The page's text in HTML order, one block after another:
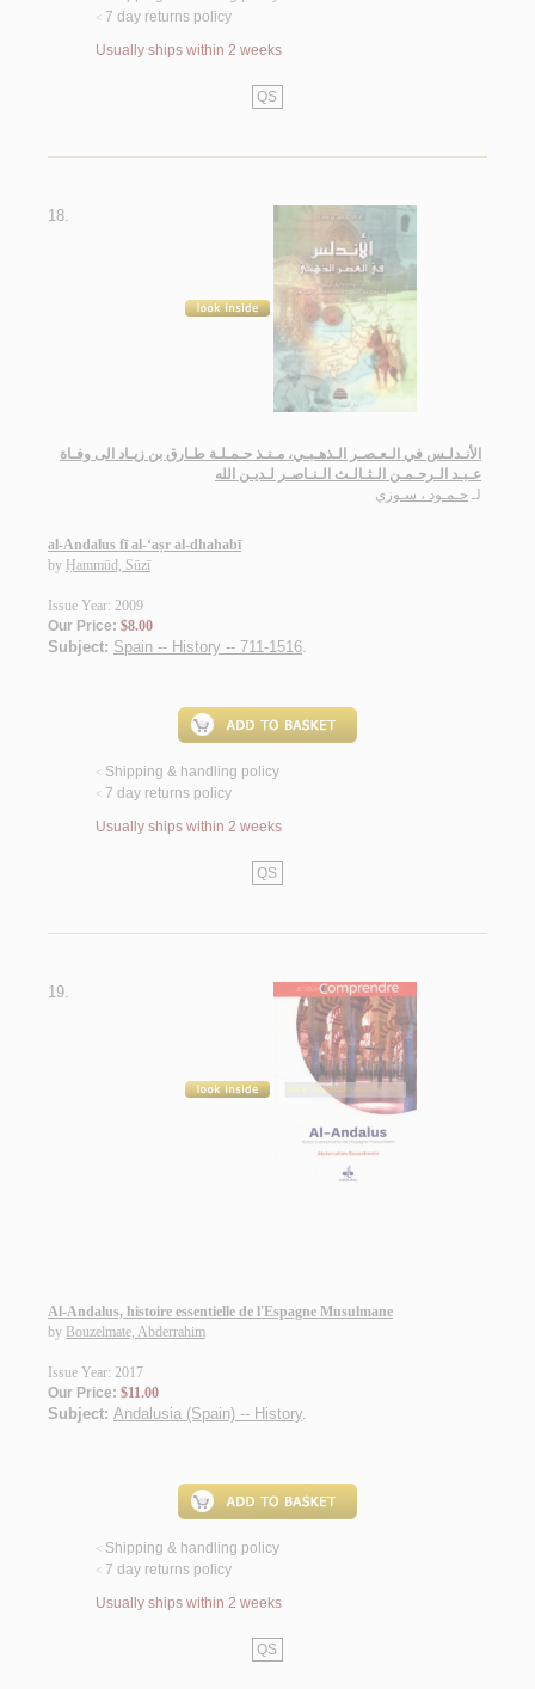
< 7 day returns policy
Usually ships within 2 weeks
QS
18.
الأنـدلـس في الـعـصـر الـذهـبـي، مـنـذ حـمـلـة طـارق بن زيـاد الى وفـاة
عـبـد الـرحـمـن الـثـالـث الـنـاصـر لـديـن الله
لـ حـمـود ، سـوزي
al-Andalus fī al-‘aṣr al-dhahabī
by Ḥammūd, Sūzī
Issue Year: 2009
Our Price: $8.00
Subject: Spain -- History -- 711-1516.
< Shipping & handling policy
< 7 day returns policy
Usually ships within 2 weeks
QS
19.
Al-Andalus, histoire essentielle de l'Espagne Musulmane
by Bouzelmate, Abderrahim
Issue Year: 2017
Our Price: $11.00
Subject: Andalusia (Spain) -- History.
< Shipping & handling policy
< 7 day returns policy
Usually ships within 2 weeks
QS